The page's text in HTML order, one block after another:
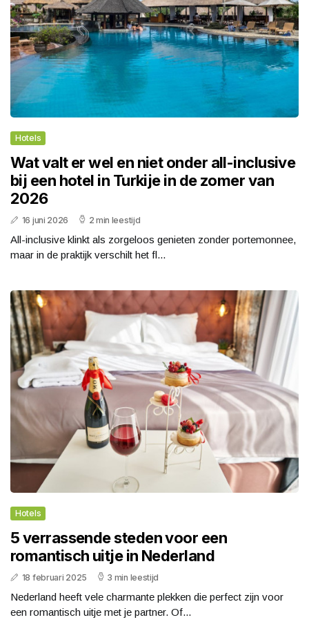
Hotels
Wat valt er wel en niet onder all-inclusive
bij een hotel in Turkije in de zomer van
2026
16 juni 2026 2 min leestijd
All-inclusive klinkt als zorgeloos genieten zonder portemonnee,
maar in de praktijk verschilt het fl...
Hotels
5 verrassende steden voor een
romantisch uitje in Nederland
18 februari 2025 3 min leestijd
Nederland heeft vele charmante plekken die perfect zijn voor
een romantisch uitje met je partner. Of...